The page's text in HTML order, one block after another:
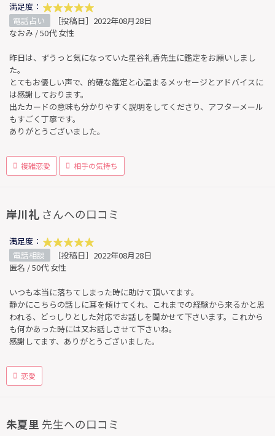
満足度：
電話占い
［投稿日］2022年08月28日
なおみ / 50代 女性
昨日は、ずうっと気になっていた星谷礼香先生に鑑定をお願いしまし
た。
とてもお優しい声で、的確な鑑定と心温まるメッセージとアドバイスに
は感謝しております。
出たカードの意味も分かりやすく説明をしてくださり、アフターメール
もすごく丁寧です。
ありがとうございました。
複雑恋愛 相手の気持ち
岸川礼 さんへの口コミ
満足度：
電話相談
［投稿日］2022年08月28日
匿名 / 50代 女性
いつも本当に落ちてしまった時に助けて頂いてます。
静かにこちらの話しに耳を傾けてくれ、これまでの経験から来るかと思
われる、どっしりとした対応でお話しを聞かせて下さいます。これから
も何かあった時には又お話しさせて下さいね。
感謝してます、ありがとうございました。
恋愛
朱夏里 先生への口コミ